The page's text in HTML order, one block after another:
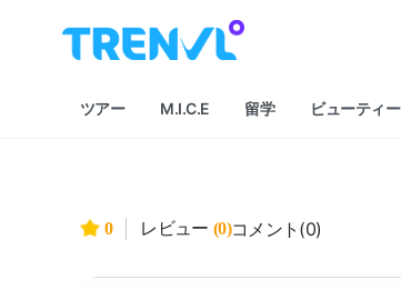
트렌블 브랜드
ツアー M.I.C.E 留学 ビューティー
0 レビュー (0)コメント(0)